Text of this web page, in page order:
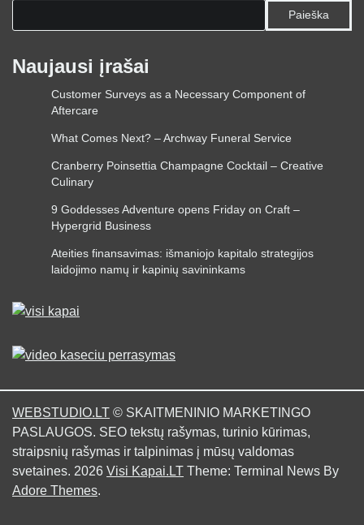
Paieška
Naujausi įrašai
Customer Surveys as a Necessary Component of
Aftercare
What Comes Next? – Archway Funeral Service
Cranberry Poinsettia Champagne Cocktail – Creative
Culinary
9 Goddesses Adventure opens Friday on Craft –
Hypergrid Business
Ateities finansavimas: išmaniojo kapitalo strategijos
laidojimo namų ir kapinių savininkams
WEBSTUDIO.LT © SKAITMENINIO MARKETINGO
PASLAUGOS. SEO tekstų rašymas, turinio kūrimas,
straipsnių rašymas ir talpinimas į mūsų valdomas
svetaines. 2026 Visi Kapai.LT Theme: Terminal News By
Adore Themes.